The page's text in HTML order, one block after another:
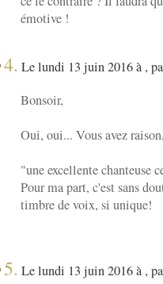
émotive !
4. Le lundi 13 juin 2016 à ,
Bonsoir,
Oui, oui... Vous avez
"une excellente chanteuse
Pour ma part, c'est sans
timbre de voix, si unique!
5. Le lundi 13 juin 2016 à ,